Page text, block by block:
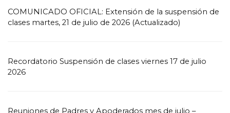
COMUNICADO OFICIAL: Extensión de la suspensión de
clases martes, 21 de julio de 2026 (Actualizado)
Recordatorio Suspensión de clases viernes 17 de julio
2026
Reuniones de Padres y Apoderados mes de julio –